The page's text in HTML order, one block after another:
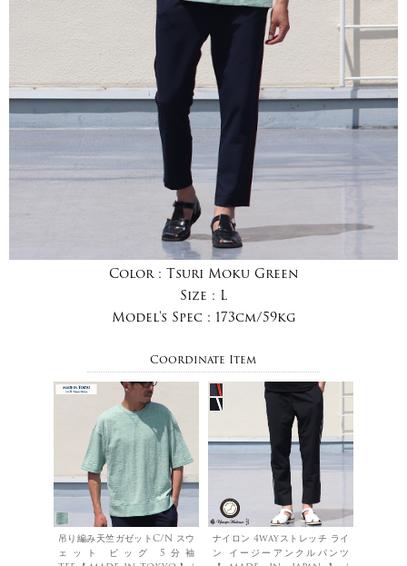
Color : Tsuri Moku Green
Size : L
Model's Spec : 173cm/59kg
Coordinate Item
吊り編み天竺ガゼットC/N スウ
ェット ビッグ 5分袖
ナイロン 4wayストレッチ ライ
ン イージーアンクルパンツ